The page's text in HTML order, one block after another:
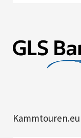
Kammtouren.eu